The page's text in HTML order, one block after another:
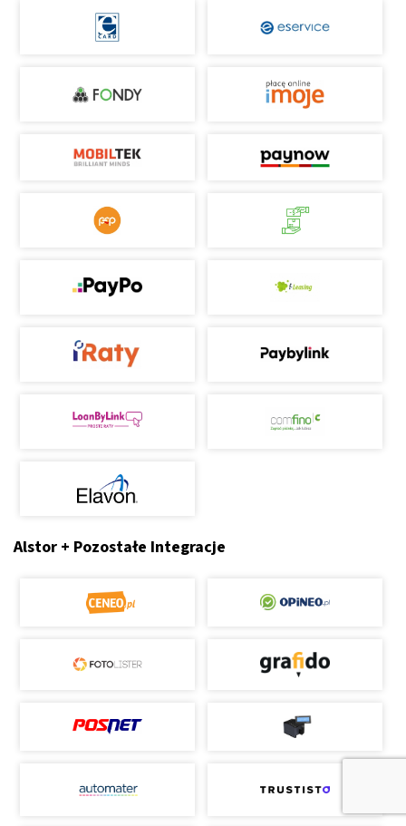
Alstor + Pozostałe Integracje